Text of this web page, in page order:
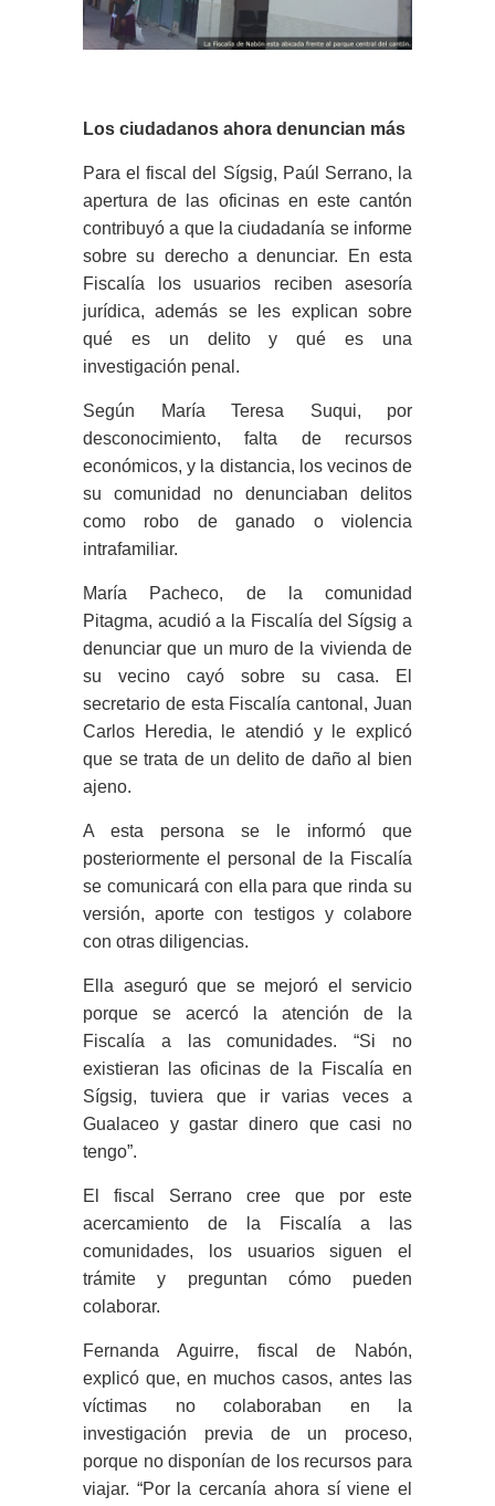
Los ciudadanos ahora denuncian más
Para el fiscal del Sígsig, Paúl Serrano, la
apertura de las oficinas en este cantón
contribuyó a que la ciudadanía se informe
sobre su derecho a denunciar. En esta
Fiscalía los usuarios reciben asesoría
jurídica, además se les explican sobre
qué es un delito y qué es una
investigación penal.
Según María Teresa Suqui, por
desconocimiento, falta de recursos
económicos, y la distancia, los vecinos de
su comunidad no denunciaban delitos
como robo de ganado o violencia
intrafamiliar.
María Pacheco, de la comunidad
Pitagma, acudió a la Fiscalía del Sígsig a
denunciar que un muro de la vivienda de
su vecino cayó sobre su casa. El
secretario de esta Fiscalía cantonal, Juan
Carlos Heredia, le atendió y le explicó
que se trata de un delito de daño al bien
ajeno.
A esta persona se le informó que
posteriormente el personal de la Fiscalía
se comunicará con ella para que rinda su
versión, aporte con testigos y colabore
con otras diligencias.
Ella aseguró que se mejoró el servicio
porque se acercó la atención de la
Fiscalía a las comunidades. “Si no
existieran las oficinas de la Fiscalía en
Sígsig, tuviera que ir varias veces a
Gualaceo y gastar dinero que casi no
tengo”.
El fiscal Serrano cree que por este
acercamiento de la Fiscalía a las
comunidades, los usuarios siguen el
trámite y preguntan cómo pueden
colaborar.
Fernanda Aguirre, fiscal de Nabón,
explicó que, en muchos casos, antes las
víctimas no colaboraban en la
investigación previa de un proceso,
porque no disponían de los recursos para
viajar. “Por la cercanía ahora sí viene el